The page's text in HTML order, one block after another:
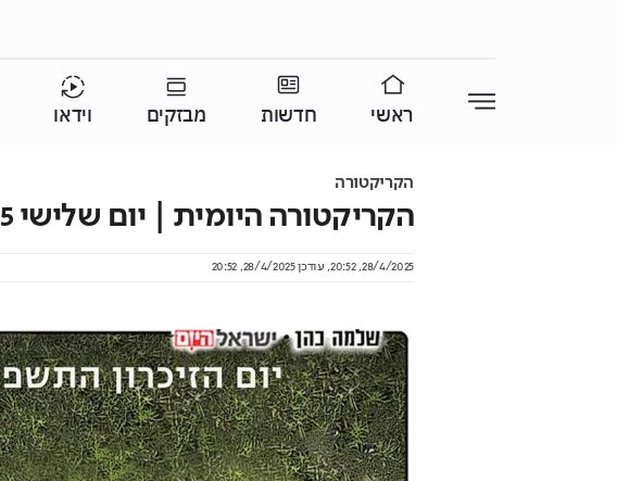
ראשי חדשות מבזקים וידאו
הקריקטורה
הקריקטורה היומית | יום שלישי 29.04.2025
28/4/2025, 20:52
, עודכן28/4/2025, 20:52